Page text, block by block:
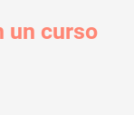
un curso